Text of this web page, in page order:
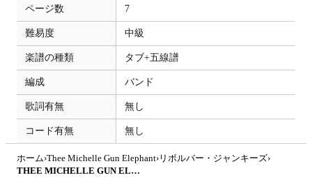
ページ数 7
難易度 中級
楽譜の種類 タブ+五線譜
編成 バンド
歌詞有無 無し
コード有無 無し
ホーム›Thee Michelle Gun Elephant› リボルバー・ジャンキーズ›
THEE MICHELLE GUN ELEPHANT - リボルバー・ジャンキーズ by たぶべー@財布に優しいベース用楽譜屋さん